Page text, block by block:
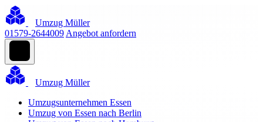
Umzug Müller
01579-2644009 Angebot anfordern
Umzug Müller
Umzugsunternehmen Essen
Umzug von Essen nach Berlin